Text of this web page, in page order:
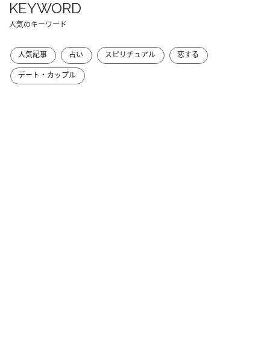
KEYWORD
人気のキーワード
人気記事 占い スピリチュアル
恋する
デート・カップル